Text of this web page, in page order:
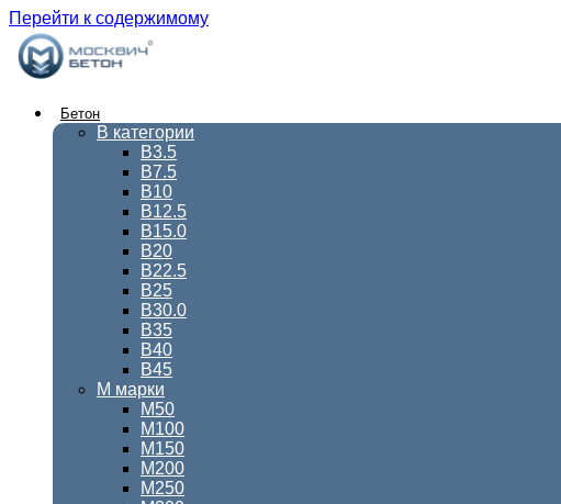
Перейти к содержимому
Бетон
В категории
В3.5
В7.5
В10
В12.5
В15.0
В20
В22.5
В25
В30.0
В35
В40
В45
М марки
М50
М100
М150
М200
М250